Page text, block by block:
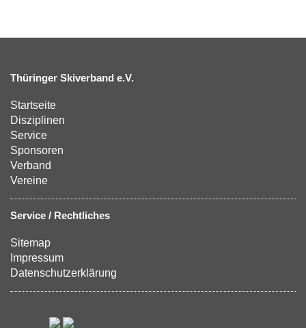
Thüringer Skiverband e.V.
Startseite
Disziplinen
Service
Sponsoren
Verband
Vereine
Service / Rechtliches
Sitemap
Impressum
Datenschutzerklärung